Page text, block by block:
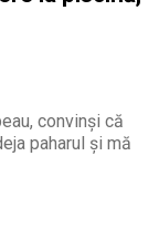
convinși că
paharul și mă